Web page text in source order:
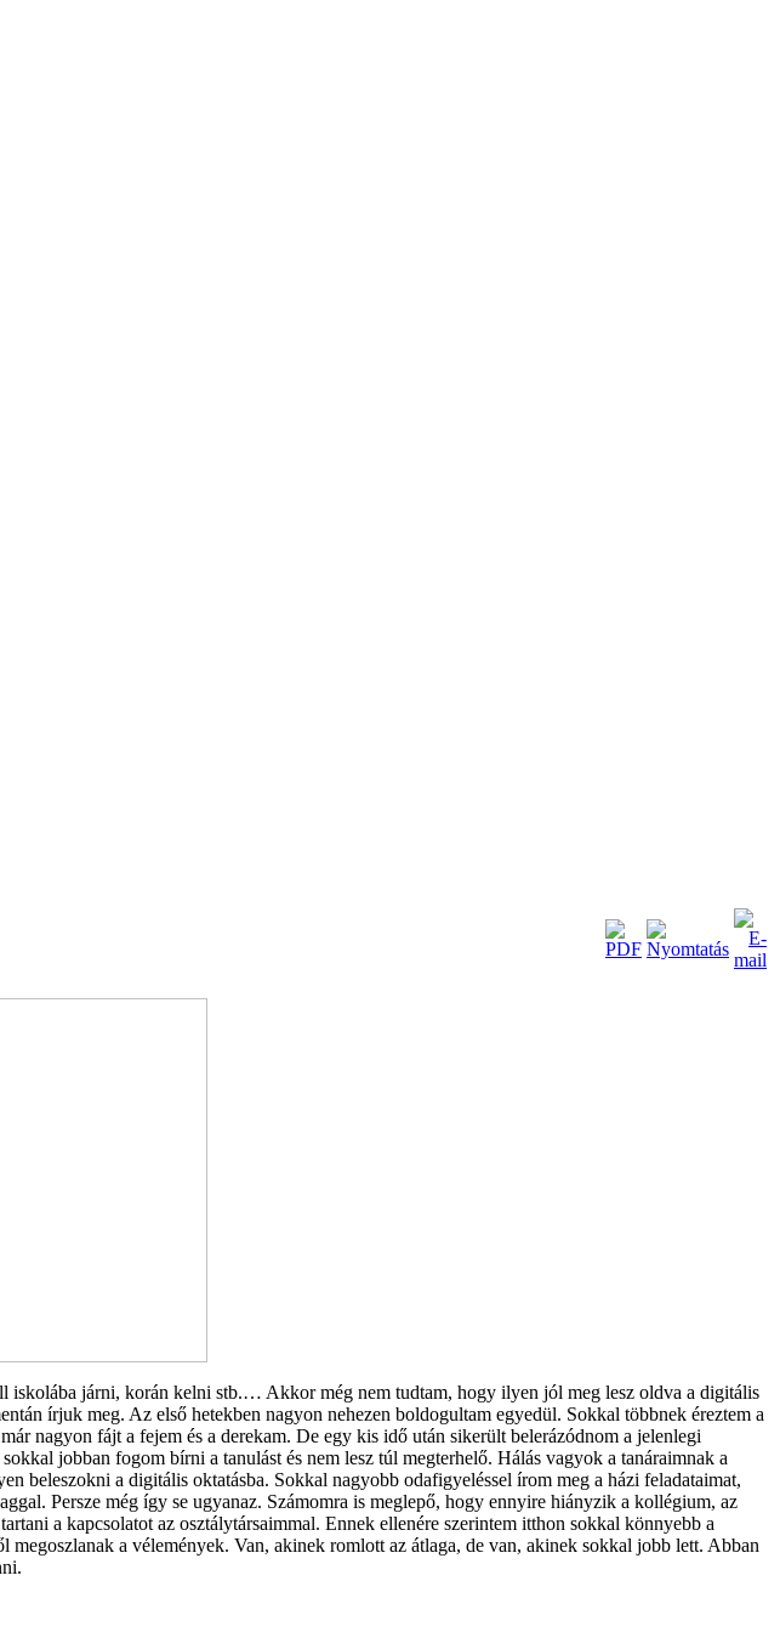
járni, korán kelni stb.… Akkor még nem tudtam, hogy ilyen jól meg lesz oldva a digitális
írjuk meg. Az első hetekben nagyon nehezen boldogultam egyedül. Sokkal többnek éreztem a
nagyon fájt a fejem és a derekam. De egy kis idő után sikerült belerázódnom a jelenlegi
jobban fogom bírni a tanulást és nem lesz túl megterhelő. Hálás vagyok a tanáraimnak a
beleszokni a digitális oktatásba. Sokkal nagyobb odafigyeléssel írom meg a házi feladataimat,
Persze még így se ugyanaz. Számomra is meglepő, hogy ennyire hiányzik a kollégium, az
a kapcsolatot az osztálytársaimmal. Ennek ellenére szerintem itthon sokkal könnyebb a
a vélemények. Van, akinek romlott az átlaga, de van, akinek sokkal jobb lett. Abban